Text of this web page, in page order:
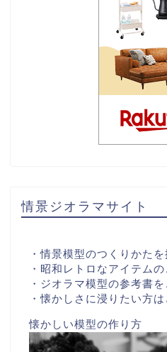
情景ジオラマサイト
・情景模型のつくりかた
・昭和レトロなアイテム
・ジオラマ模型の参考書
・懐かしさに浸りたい方
懐かしい模型の作り方